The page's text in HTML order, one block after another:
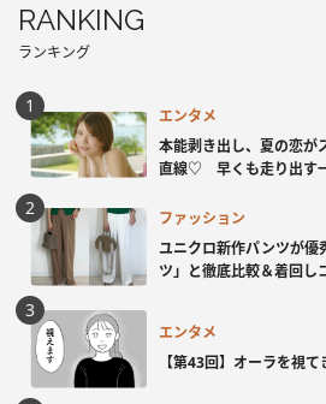
RANKING
ランキング
エンタメ
本能剥き出し、夏の恋
直線♡ 早くも走り出す
ファッション
ユニクロ新作パンツが
ツ」と徹底比較＆着回し
エンタメ
【第43回】オーラを視て